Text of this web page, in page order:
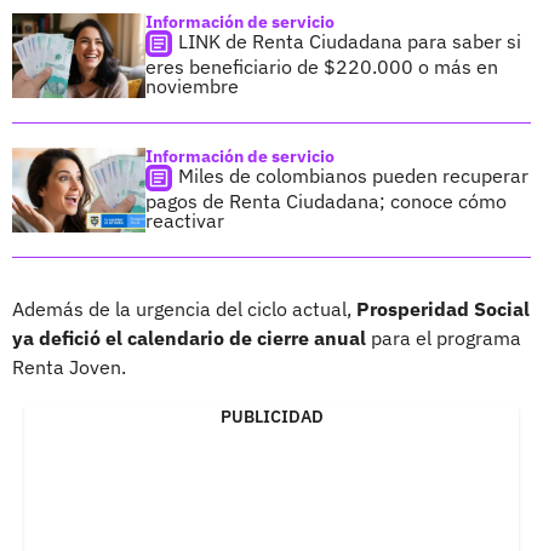
Información de servicio
LINK de Renta Ciudadana para saber si
eres beneficiario de $220.000 o más en
noviembre
Información de servicio
Miles de colombianos pueden recuperar
pagos de Renta Ciudadana; conoce cómo
reactivar
Además de la urgencia del ciclo actual, Prosperidad Social
ya defició el calendario de cierre anual para el programa
Renta Joven.
PUBLICIDAD